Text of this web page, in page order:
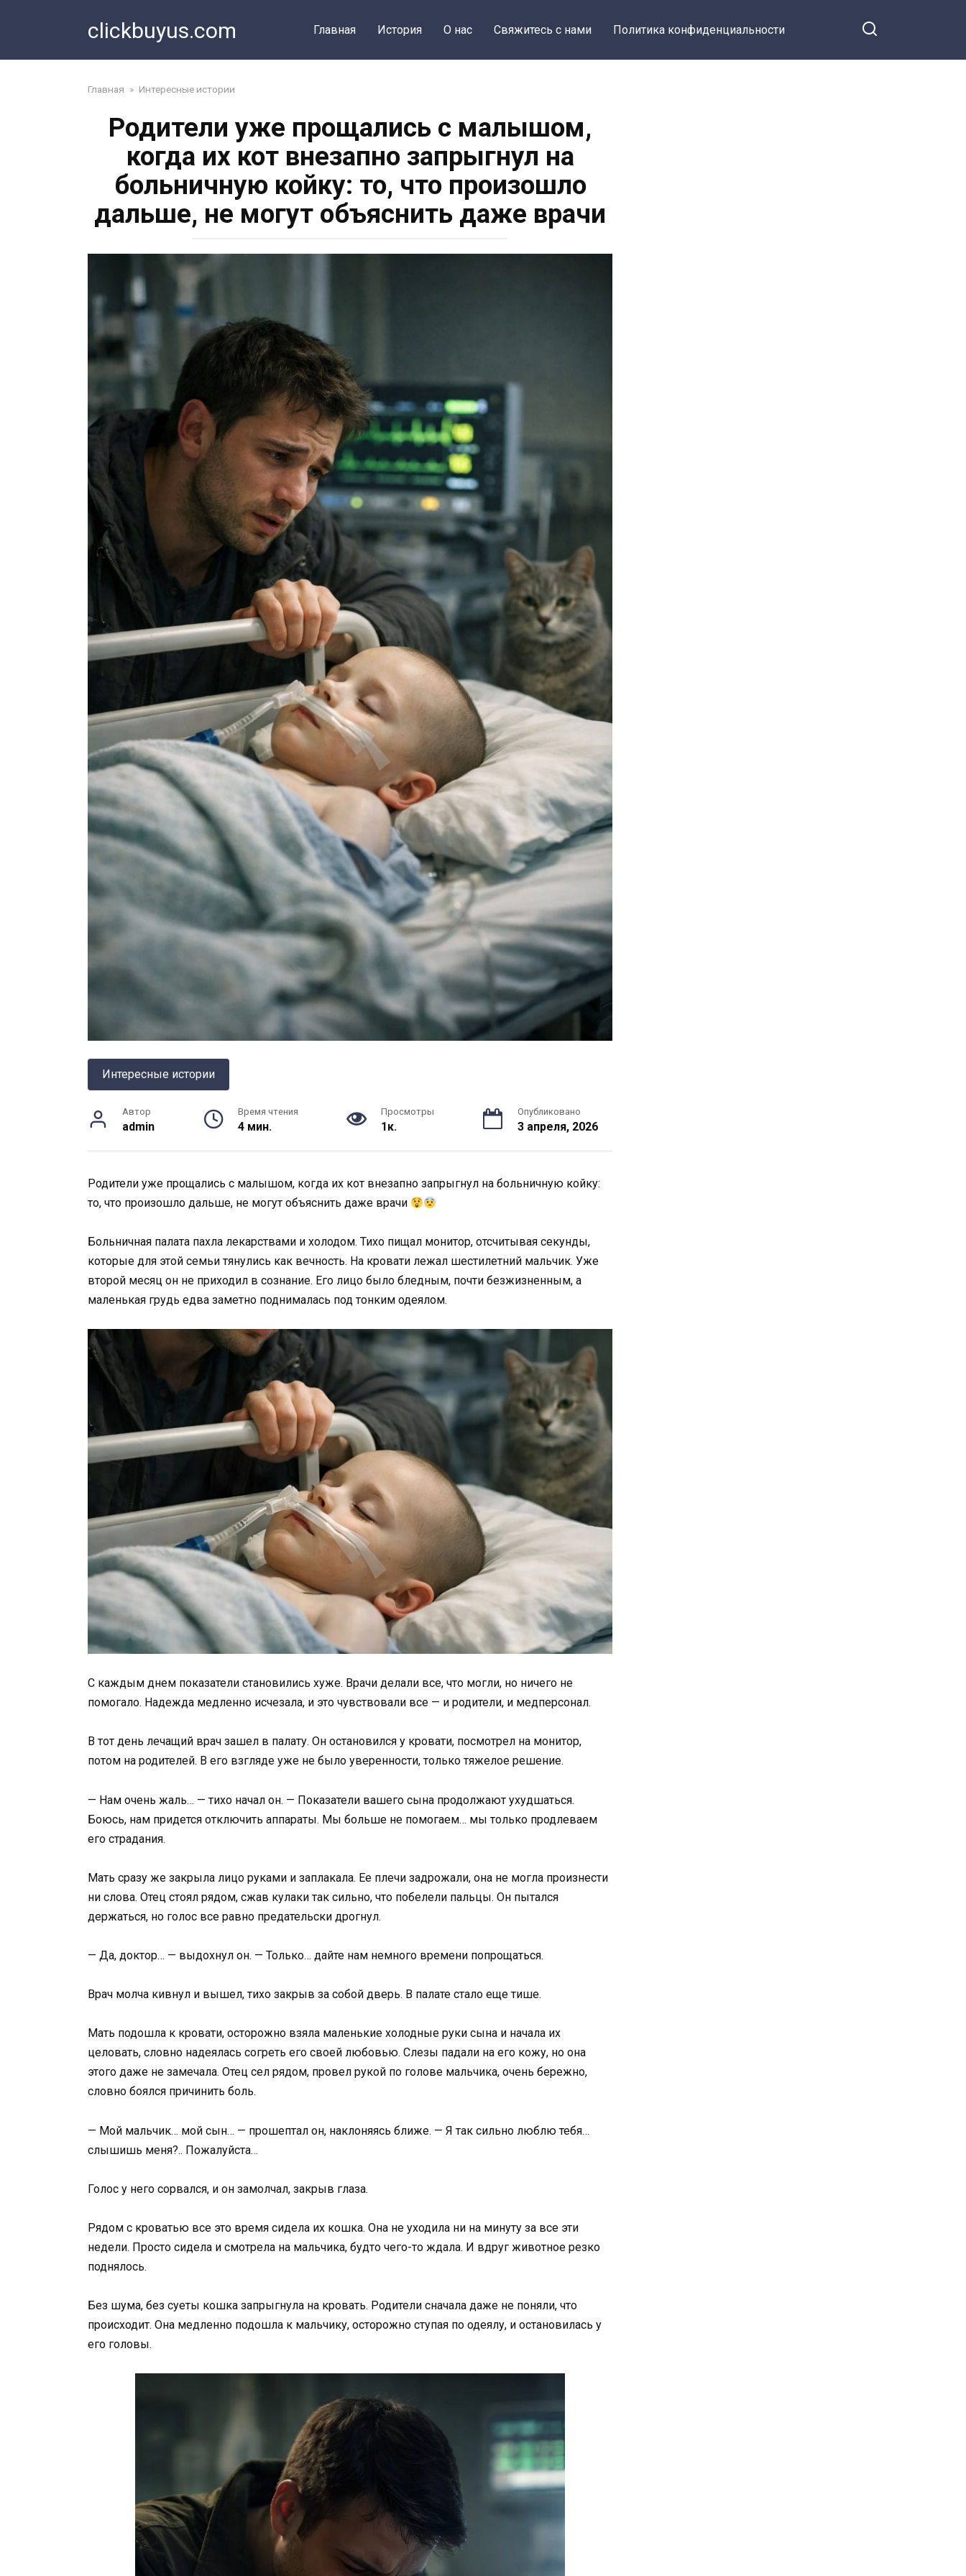
clickbuyus.com Главная История О нас Свяжитесь с нами Политика конфиденциальности
Главная » Интересные истории
Родители уже прощались с малышом,
когда их кот внезапно запрыгнул на
больничную койку: то, что произошло
дальше, не могут объяснить даже врачи
Интересные истории
Автор
admin
Время чтения
4 мин.
Просмотры
1к.
Опубликовано
3 апреля, 2026
Родители уже прощались с малышом, когда их кот внезапно запрыгнул на больничную койку:
то, что произошло дальше, не могут объяснить даже врачи
Больничная палата пахла лекарствами и холодом. Тихо пищал монитор, отсчитывая секунды,
которые для этой семьи тянулись как вечность. На кровати лежал шестилетний мальчик. Уже
второй месяц он не приходил в сознание. Его лицо было бледным, почти безжизненным, а
маленькая грудь едва заметно поднималась под тонким одеялом.
С каждым днем показатели становились хуже. Врачи делали все, что могли, но ничего не
помогало. Надежда медленно исчезала, и это чувствовали все — и родители, и медперсонал.
В тот день лечащий врач зашел в палату. Он остановился у кровати, посмотрел на монитор,
потом на родителей. В его взгляде уже не было уверенности, только тяжелое решение.
— Нам очень жаль… — тихо начал он. — Показатели вашего сына продолжают ухудшаться.
Боюсь, нам придется отключить аппараты. Мы больше не помогаем… мы только продлеваем
его страдания.
Мать сразу же закрыла лицо руками и заплакала. Ее плечи задрожали, она не могла произнести
ни слова. Отец стоял рядом, сжав кулаки так сильно, что побелели пальцы. Он пытался
держаться, но голос все равно предательски дрогнул.
— Да, доктор… — выдохнул он. — Только… дайте нам немного времени попрощаться.
Врач молча кивнул и вышел, тихо закрыв за собой дверь. В палате стало еще тише.
Мать подошла к кровати, осторожно взяла маленькие холодные руки сына и начала их
целовать, словно надеялась согреть его своей любовью. Слезы падали на его кожу, но она
этого даже не замечала. Отец сел рядом, провел рукой по голове мальчика, очень бережно,
словно боялся причинить боль.
— Мой мальчик… мой сын… — прошептал он, наклоняясь ближе. — Я так сильно люблю тебя…
слышишь меня?.. Пожалуйста…
Голос у него сорвался, и он замолчал, закрыв глаза.
Рядом с кроватью все это время сидела их кошка. Она не уходила ни на минуту за все эти
недели. Просто сидела и смотрела на мальчика, будто чего-то ждала. И вдруг животное резко
поднялось.
Без шума, без суеты кошка запрыгнула на кровать. Родители сначала даже не поняли, что
происходит. Она медленно подошла к мальчику, осторожно ступая по одеялу, и остановилась у
его головы.